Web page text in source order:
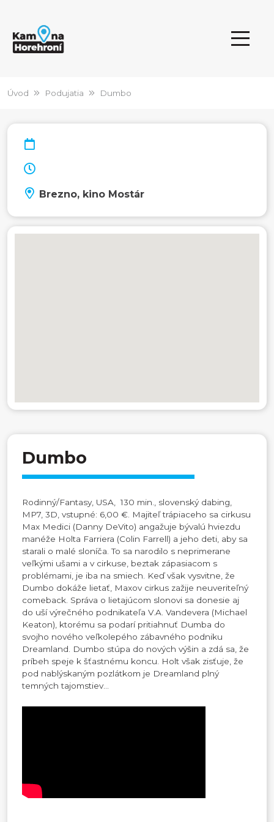
Úvod Podujatia Dumbo
Brezno, kino Mostár
Dumbo
Rodinný/Fantasy, USA, 130 min., slovenský dabing,
MP7, 3D, vstupné: 6,00 €. Majiteľ trápiaceho sa cirkusu
Max Medici (Danny DeVito) angažuje bývalú hviezdu
manéže Holta Farriera (Colin Farrell) a jeho deti, aby sa
starali o malé sloníča. To sa narodilo s neprimerane
veľkými ušami a v cirkuse, beztak zápasiacom s
problémami, je iba na smiech. Keď však vysvitne, že
Dumbo dokáže lietať, Maxov cirkus zažije neuveriteľný
comeback. Správa o lietajúcom slonovi sa donesie aj
do uší výrečného podnikateľa V.A. Vandevera (Michael
Keaton), ktorému sa podarí pritiahnuť Dumba do
svojho nového veľkolepého zábavného podniku
Dreamland. Dumbo stúpa do nových výšin a zdá sa, že
príbeh speje k šťastnému koncu. Holt však zisťuje, že
pod nablýskaným pozlátkom je Dreamland plný
temných tajomstiev…